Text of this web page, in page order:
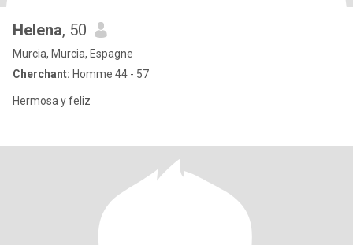
Helena, 50
Murcia, Murcia, Espagne
Cherchant: Homme 44 - 57
Hermosa y feliz